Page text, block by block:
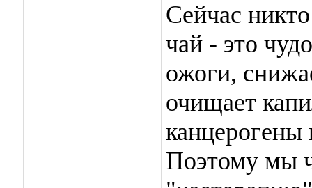
Сейчас
чай - это
ожоги,
очищает
Поэтому мы